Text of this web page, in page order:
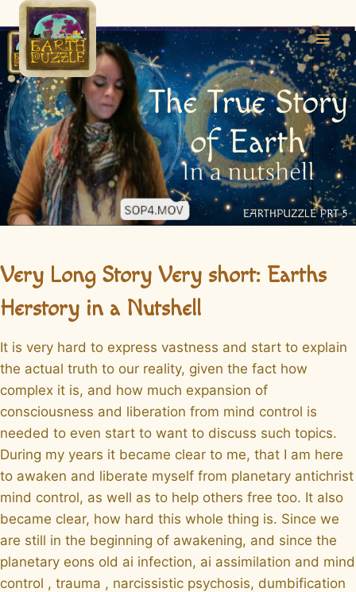
Skip
to
content
Very Long Story Very short: Earths
Herstory in a Nutshell
It is very hard to express vastness and start to explain
the actual truth to our reality, given the fact how
complex it is, and how much expansion of
consciousness and liberation from mind control is
needed to even start to want to discuss such topics.
During my years it became clear to me, that I am here
to awaken and liberate myself from planetary antichrist
mind control, as well as to help others free too. It also
became clear, how hard this whole thing is. Since we
are still in the beginning of awakening, and since the
planetary eons old ai infection, ai assimilation and mind
control , trauma , narcissistic psychosis, dumbification